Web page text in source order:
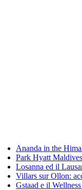
Ananda in the
Park Hyatt
Losanna ed il
Villars sur Ollon:
Gstaad e il